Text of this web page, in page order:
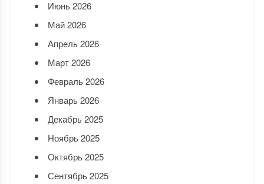
Июнь 2026
Май 2026
Апрель 2026
Март 2026
Февраль 2026
Январь 2026
Декабрь 2025
Ноябрь 2025
Октябрь 2025
Сентябрь 2025